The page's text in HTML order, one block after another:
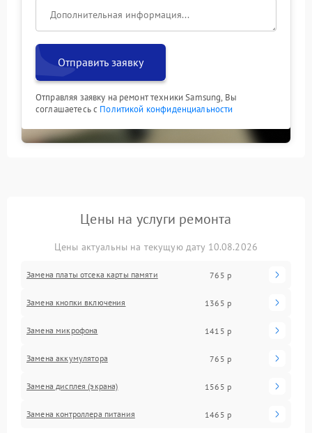
Отправить заявку
Отправляя заявку на ремонт техники Samsung, Вы
соглашаетесь с Политикой конфиденциальности
Цены на услуги ремонта
Цены актуальны на текущую дату 10.08.2026
Замена платы отсека карты памяти 765 р
Замена кнопки включения 1365 р
Замена микрофона 1415 р
Замена аккумулятора 765 р
Замена дисплея (экрана) 1565 р
Замена контроллера питания 1465 р